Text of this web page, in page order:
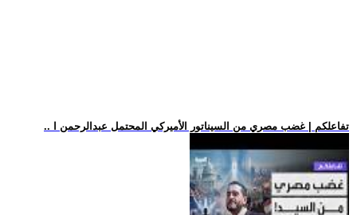
.. تفاعلكم | غضب مصري من السيناتور الأميركي المحتمل عبدالرحمن ا